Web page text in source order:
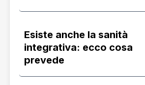
Esiste anche la sanità
integrativa: ecco cosa
prevede